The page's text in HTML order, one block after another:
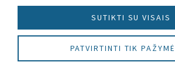
© 2022 Imunitetas.lt Visos
Sukūrė
SUTIKTI SU VISAIS
PATVIRTINTI TIK